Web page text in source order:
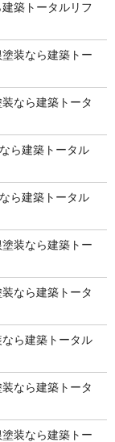
築トータルリフ
装なら建築トー
なら建築トータ
ら建築トータル
ら建築トータル
装なら建築トー
なら建築トータ
ら建築トータル
なら建築トータ
装なら建築トー